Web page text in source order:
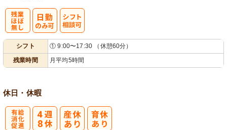
シフト
① 9:00〜17:30 （休憩60分）
残業時間
月平均5時間
休日・休暇